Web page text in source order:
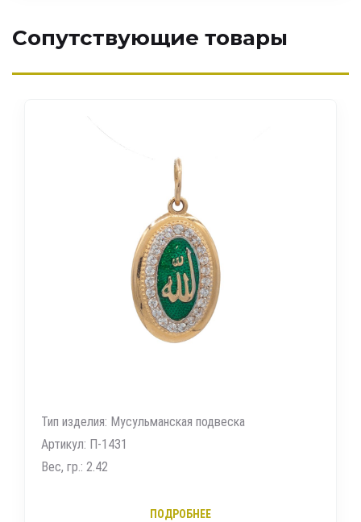
Сопутствующие товары
Тип изделия: Мусульманская подвеска
Артикул: П-1431
Вес, гр.: 2.42
ПОДРОБНЕЕ